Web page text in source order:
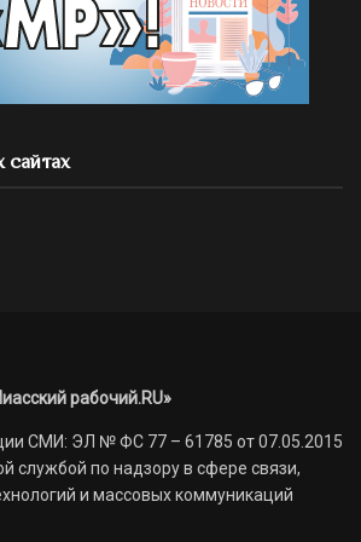
сайтах
рабочий.RU»
СМИ: ЭЛ № ФС 77 – 61785 от 07.05.2015
службой по надзору в сфере связи,
и массовых коммуникаций